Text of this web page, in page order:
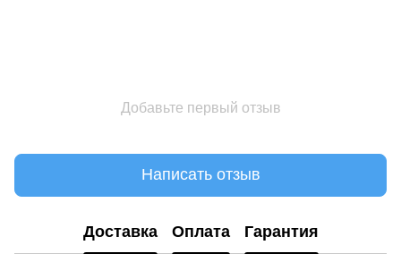
Добавьте первый отзыв
Написать отзыв
Доставка Оплата Гарантия